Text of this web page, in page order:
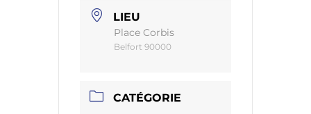
LIEU
Place Corbis
Belfort 90000
CATÉGORIE